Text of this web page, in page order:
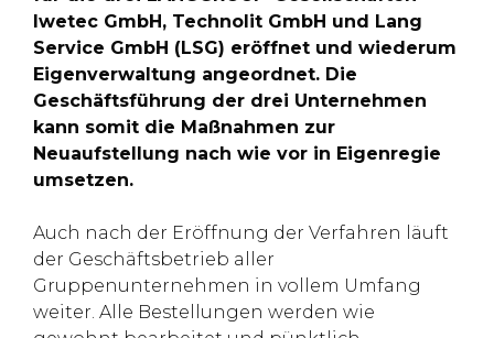
Iwetec GmbH, Technolit GmbH und Lang
Service GmbH (LSG) eröffnet und wiederum
Eigenverwaltung angeordnet. Die
Geschäftsführung der drei Unternehmen
kann somit die Maßnahmen zur
Neuaufstellung nach wie vor in Eigenregie
umsetzen.
Auch nach der Eröffnung der Verfahren läuft
der Geschäftsbetrieb aller
Gruppenunternehmen in vollem Umfang
weiter. Alle Bestellungen werden wie